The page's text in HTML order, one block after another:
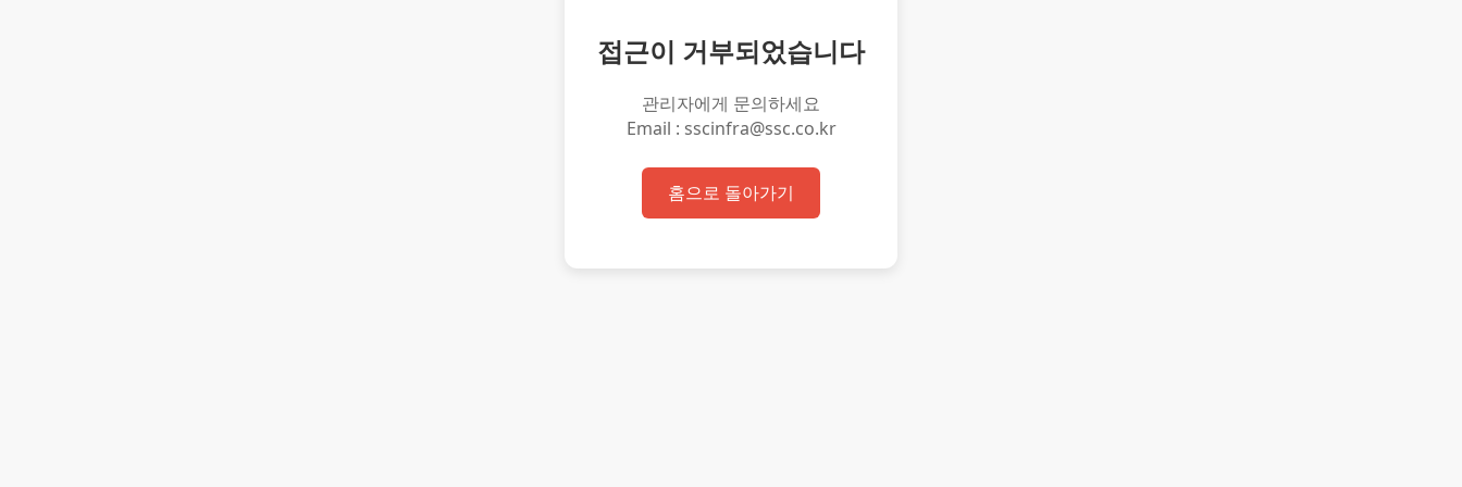
접근이 거부되었습니다
관리자에게 문의하세요
Email : sscinfra@ssc.co.kr
홈으로 돌아가기